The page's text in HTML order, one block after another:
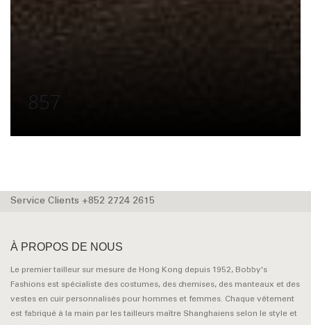
857
Service Clients +852 2724 2615
À PROPOS DE NOUS
Le premier tailleur sur mesure de Hong Kong depuis 1952, Bobby's
Fashions est spécialiste des costumes, des chemises, des manteaux et des
vestes en cuir personnalisés pour hommes et femmes. Chaque vêtement
est fabriqué à la main par les tailleurs maître Shanghaiens selon le style et